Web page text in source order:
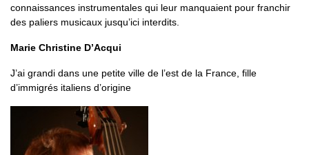
connaissances instrumentales qui leur manquaient pour franchir
des paliers musicaux jusqu’ici interdits.
Marie Christine D’Acqui
J’ai grandi dans une petite ville de l’est de la France, fille
d’immigrés italiens d’origine